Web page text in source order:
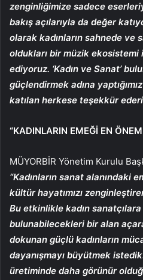
zenginliğimize sadece
bakış açılarıyla da değer
olarak kadınların sahnede ve
oldukları bir müzik ekosistemi
ediyoruz. ‘Kadın ve Sanat’
güçlendirmek adına
katılan herkese teşekkür
“KADINLARIN EMEĞİ EN
MÜYORBİR Yönetim Kurulu
“Kadınların sanat alanındaki
kültür hayatımızı
Bu etkinlikle kadın
bulunabilecekleri bir alan
dokunan güçlü kadınların
dayanışmayı büyütmek
üretiminde daha görünür